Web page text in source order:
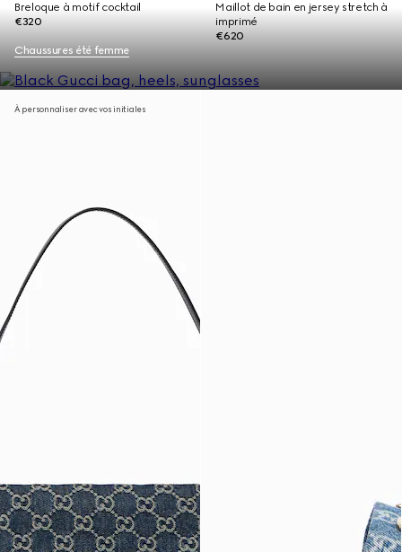
Breloque à motif cocktail
€320
Maillot de bain en jersey stretch à
imprimé
€620
Chaussures été femme
À personnaliser avec vos initiales